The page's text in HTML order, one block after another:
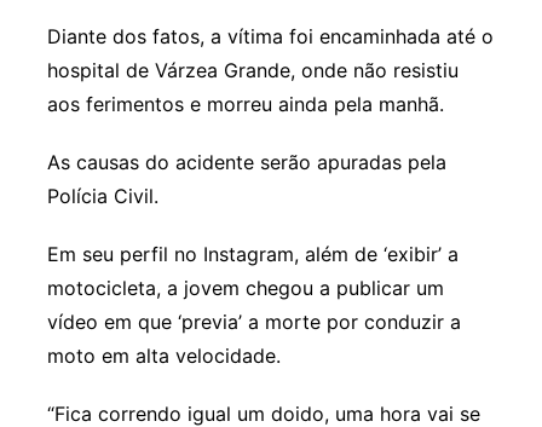
Diante dos fatos, a vítima foi encaminhada até o
hospital de Várzea Grande, onde não resistiu
aos ferimentos e morreu ainda pela manhã.
As causas do acidente serão apuradas pela
Polícia Civil.
Em seu perfil no Instagram, além de ‘exibir’ a
motocicleta, a jovem chegou a publicar um
vídeo em que ‘previa’ a morte por conduzir a
moto em alta velocidade.
“Fica correndo igual um doido, uma hora vai se